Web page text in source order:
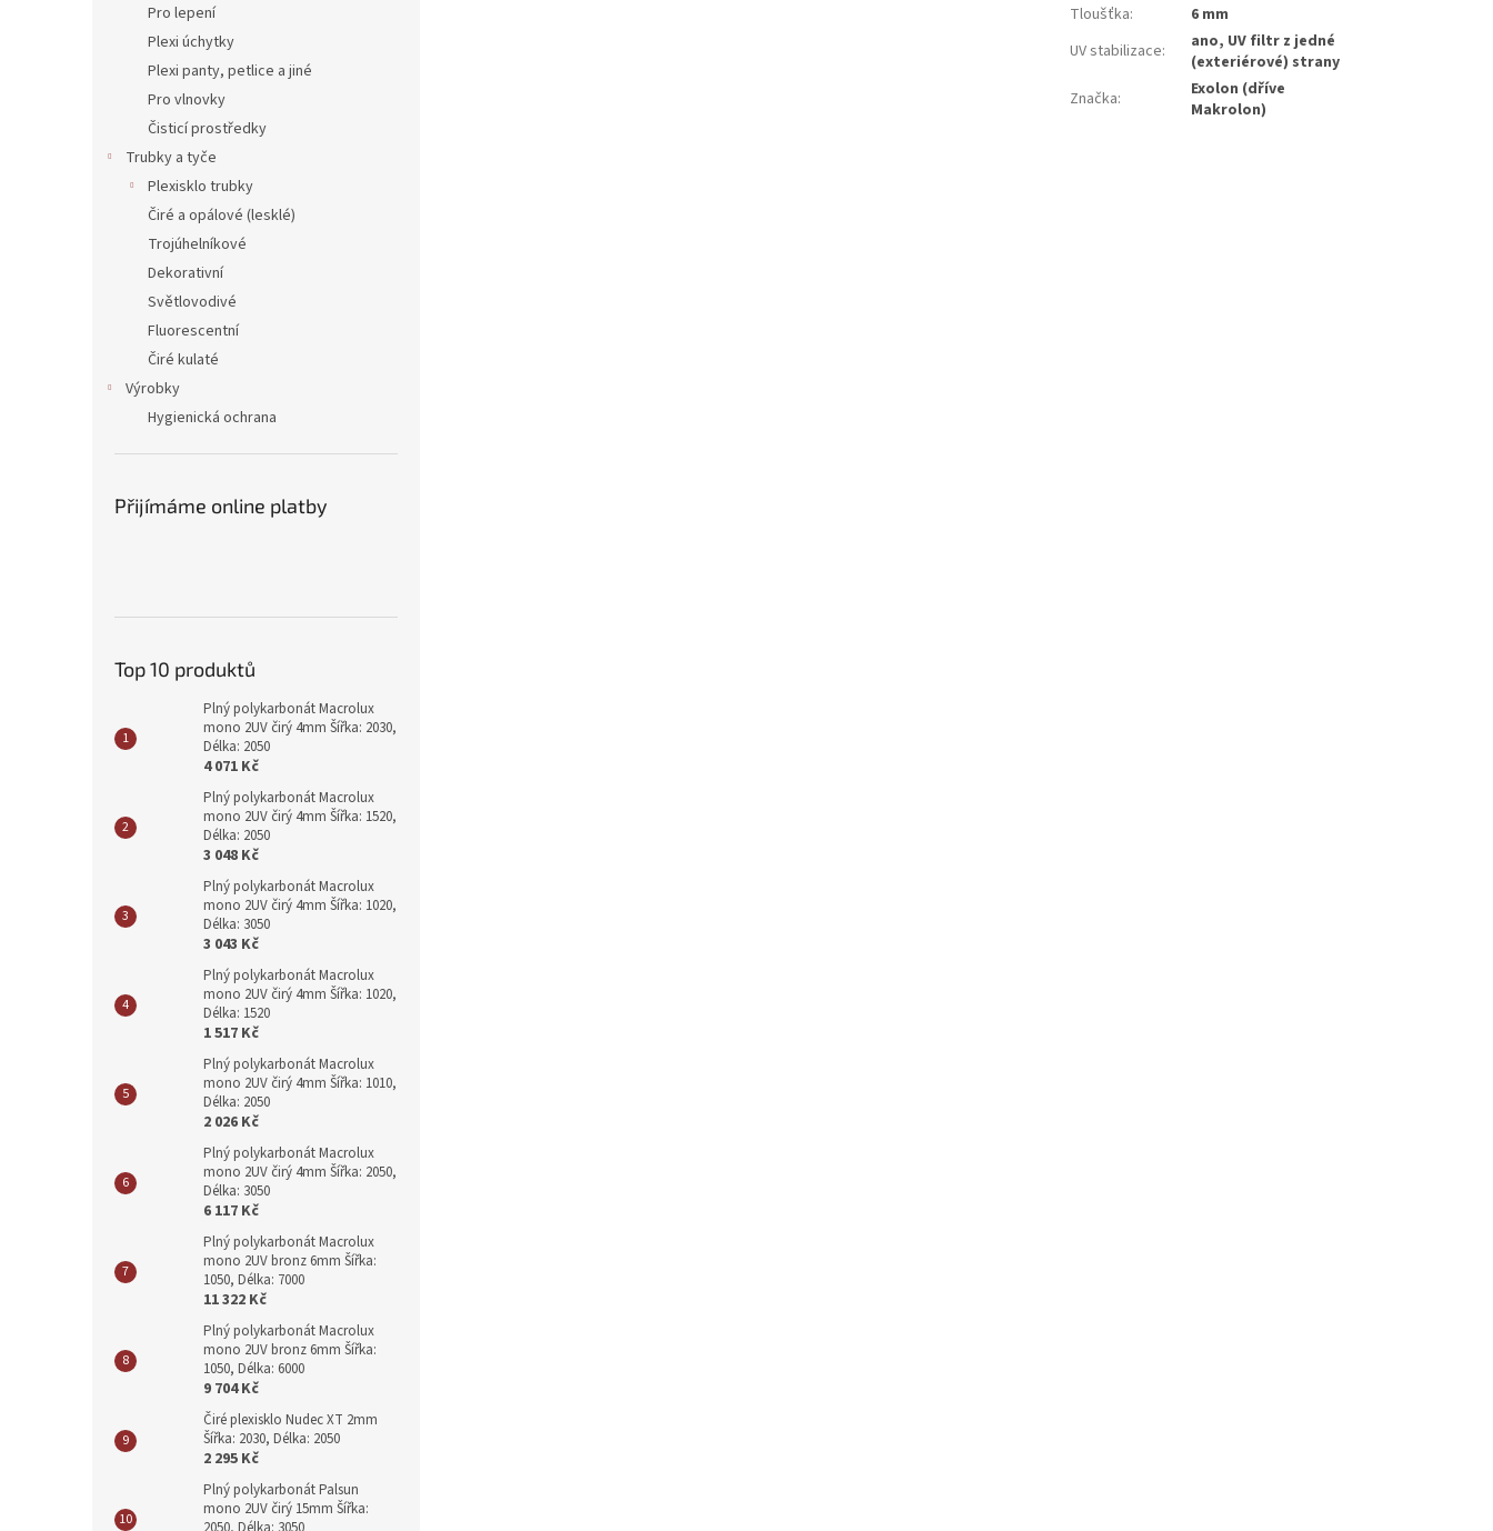
Pro lepení
Plexi úchytky
Plexi panty, petlice a jiné
Pro vlnovky
Čisticí prostředky
Trubky a tyče
Plexisklo trubky
Čiré a opálové (lesklé)
Trojúhelníkové
Dekorativní
Světlovodivé
Fluorescentní
Čiré kulaté
Výrobky
Hygienická ochrana
Přijímáme online platby
Top 10 produktů
Plný polykarbonát Macrolux
mono 2UV čirý 4mm Šířka: 2030,
Délka: 2050
4 071 Kč
Plný polykarbonát Macrolux
mono 2UV čirý 4mm Šířka: 1520,
Délka: 2050
3 048 Kč
Plný polykarbonát Macrolux
mono 2UV čirý 4mm Šířka: 1020,
Délka: 3050
3 043 Kč
Plný polykarbonát Macrolux
mono 2UV čirý 4mm Šířka: 1020,
Délka: 1520
1 517 Kč
Plný polykarbonát Macrolux
mono 2UV čirý 4mm Šířka: 1010,
Délka: 2050
2 026 Kč
Plný polykarbonát Macrolux
mono 2UV čirý 4mm Šířka: 2050,
Délka: 3050
6 117 Kč
Plný polykarbonát Macrolux
mono 2UV bronz 6mm Šířka:
1050, Délka: 7000
11 322 Kč
Plný polykarbonát Macrolux
mono 2UV bronz 6mm Šířka:
1050, Délka: 6000
9 704 Kč
Čiré plexisklo Nudec XT 2mm
Šířka: 2030, Délka: 2050
2 295 Kč
Plný polykarbonát Palsun
mono 2UV čirý 15mm Šířka:
Tloušťka:
6 mm
UV stabilizace:
ano, UV filtr z jedné
(exteriérové) strany
Značka:
Exolon (dříve
Makrolon)